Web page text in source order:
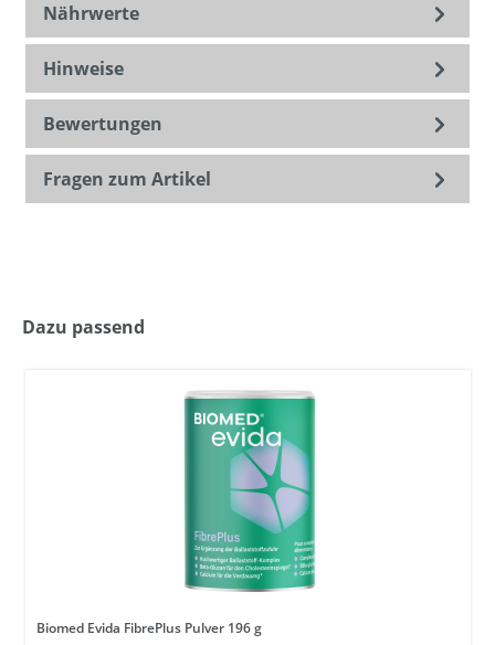
Nährwerte
Hinweise
Bewertungen
Fragen zum Artikel
Dazu passend
Biomed Evida FibrePlus Pulver 196 g